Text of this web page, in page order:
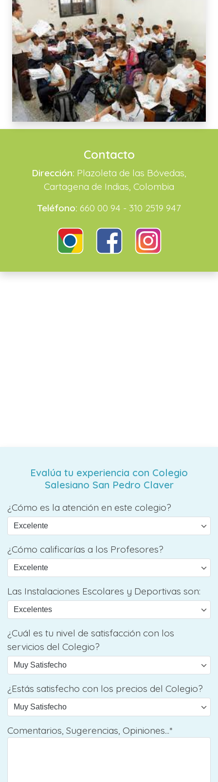
Contacto
Dirección: Plazoleta de las Bóvedas,
Cartagena de Indias, Colombia
Teléfono: 660 00 94 - 310 2519 947
Evalúa tu experiencia con Colegio
Salesiano San Pedro Claver
¿Cómo es la atención en este colegio?
¿Cómo calificarías a los Profesores?
Las Instalaciones Escolares y Deportivas son:
¿Cuál es tu nivel de satisfacción con los
servicios del Colegio?
¿Estás satisfecho con los precios del Colegio?
Comentarios, Sugerencias, Opiniones...*